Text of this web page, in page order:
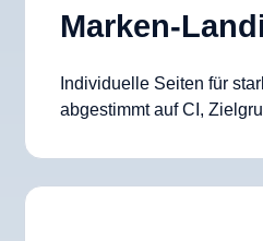
Marken-
Individuelle Seiten für
abgestimmt auf CI,